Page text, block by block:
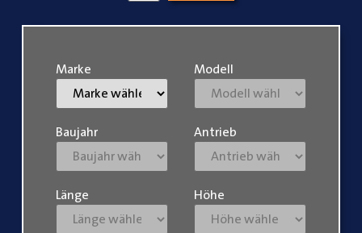
Marke Modell
Baujahr Antrieb
Länge Höhe